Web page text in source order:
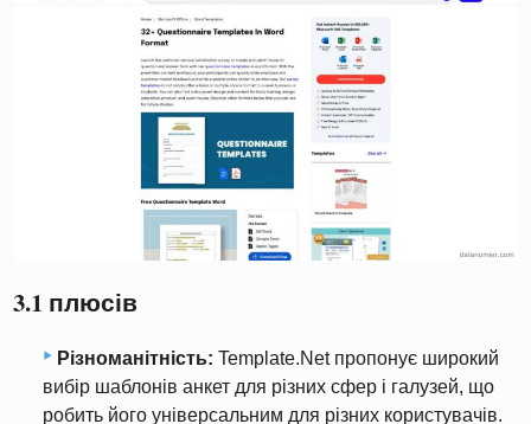
3.1 плюсів
Різноманітність: Template.Net пропонує широкий
вибір шаблонів анкет для різних сфер і галузей, що
робить його універсальним для різних користувачів.